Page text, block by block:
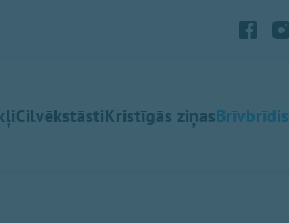
CilvēkstāstiKristīgās ziņasBrīvbrīdis